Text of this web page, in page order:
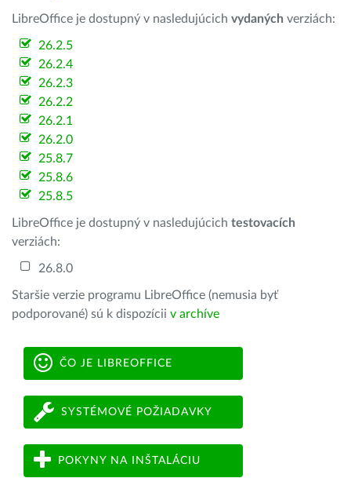
LibreOffice je dostupný v nasledujúcich vydaných verziách:
26.2.5
26.2.4
26.2.3
26.2.2
26.2.1
26.2.0
25.8.7
25.8.6
25.8.5
LibreOffice je dostupný v nasledujúcich testovacích
verziách:
26.8.0
Staršie verzie programu LibreOffice (nemusia byť
podporované) sú k dispozícii v archíve
ČO JE LIBREOFFICE
SYSTÉMOVÉ POŽIADAVKY
POKYNY NA INŠTALÁCIU